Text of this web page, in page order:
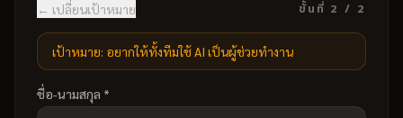
← เปลี่ยนเป้าหมาย ขั้นที่ 2 / 2
เป้าหมาย: อยากให้ทั้งทีมใช้ AI เป็นผู้ช่วยทำงาน
ชื่อ-นามสกุล *